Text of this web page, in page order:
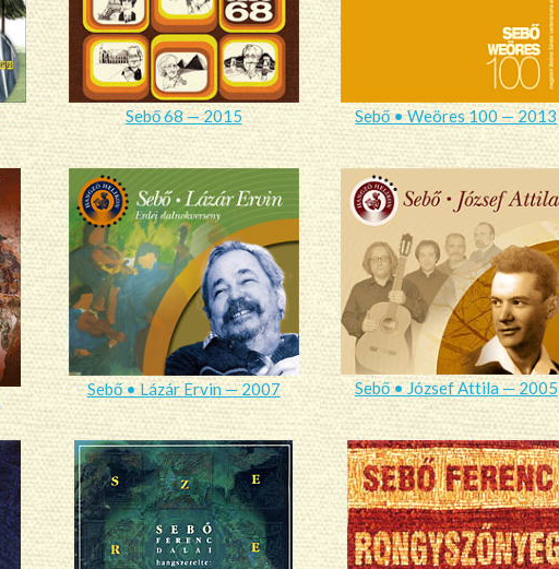
Sebő 68 — 2015 Sebő • Weöres 100 — 2013
Sebő • Lázár Ervin — 2007 Sebő • József Attila — 2005